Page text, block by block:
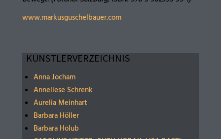
www.markusguschelbauer.com
KÜNSTLERVERZEICHNIS
Anna Jocham
Anneliese Schrenk
Aurelia Meinhart
Barbara Höller
Barbara Holub